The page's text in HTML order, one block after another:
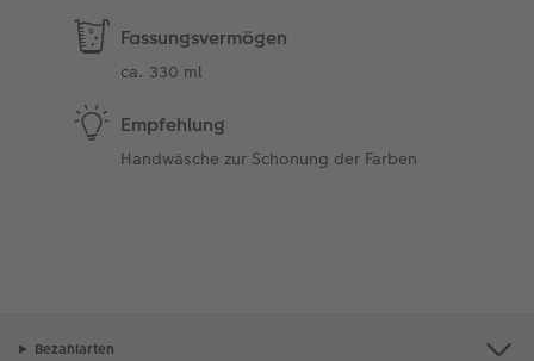
Fassungsvermögen
ca. 330 ml
Empfehlung
Handwäsche zur Schonung der Farben
Bezahlarten